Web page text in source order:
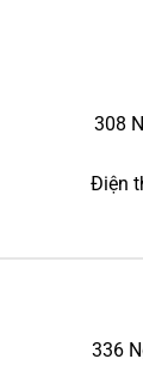
308
Điện
336